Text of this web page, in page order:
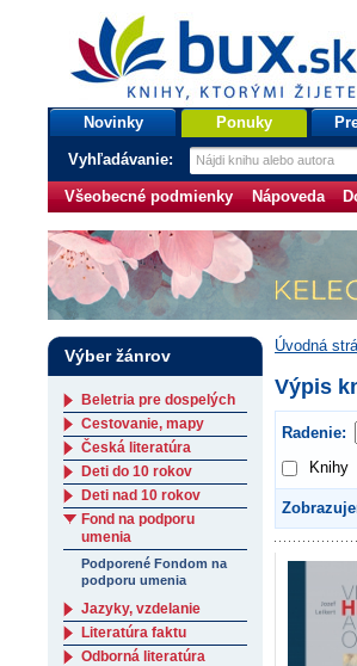
bux.sk
knihy, ktorými žijete
Úvodná stránka
Novinky Ponuky
Vyhľadávanie:
Všeobecné podmienky Nápoveda
Úvodná
Výpis
Radenie:
Knihy
Výber žánrov
Beletria pre dospelých
Cestovanie, mapy
Česká literatúra
Deti do 10 rokov
Deti nad 10 rokov
Fond na podporu
umenia
Podporené Fondom na
podporu umenia
Jazyky, vzdelanie
Literatúra faktu
Odborná literatúra